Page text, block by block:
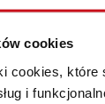
cookies
cookies, które
i